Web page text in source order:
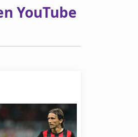
YouTube